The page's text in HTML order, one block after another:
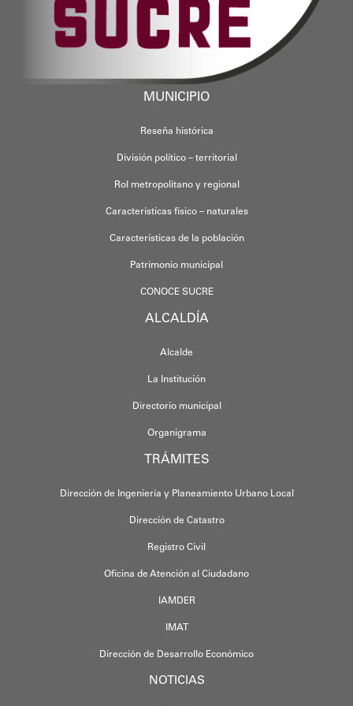
MUNICIPIO
Reseña histórica
División político – territorial
Rol metropolitano y regional
Características físico – naturales
Características de la población
Patrimonio municipal
CONOCE SUCRE
ALCALDÍA
Alcalde
La Institución
Directorio municipal
Organigrama
TRÁMITES
Dirección de Ingeniería y Planeamiento Urbano Local
Dirección de Catastro
Registro Civil
Oficina de Atención al Ciudadano
IAMDER
IMAT
Dirección de Desarrollo Económico
NOTICIAS